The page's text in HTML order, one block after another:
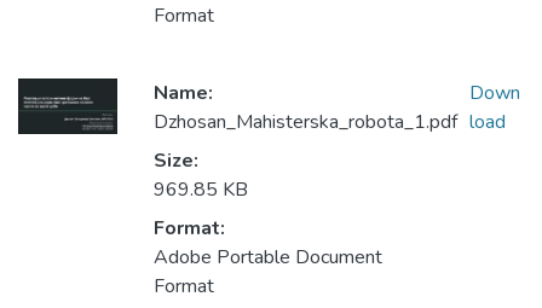
Format
Name:
Dzhosan_Mahisterska_robota_1.pdf
Size:
969.85 KB
Format:
Adobe Portable Document
Format
Down
load